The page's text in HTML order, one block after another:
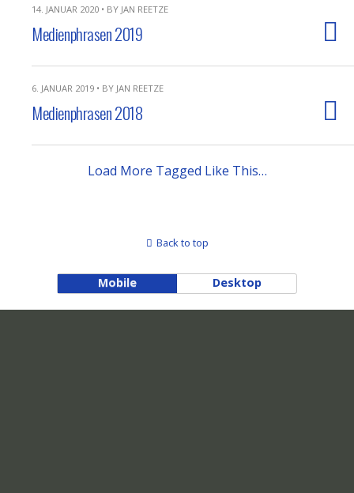
14. JANUAR 2020 • BY JAN REETZE
Medienphrasen 2019
6. JANUAR 2019 • BY JAN REETZE
Medienphrasen 2018
Load More Tagged Like This…
Back to top
Mobile Desktop